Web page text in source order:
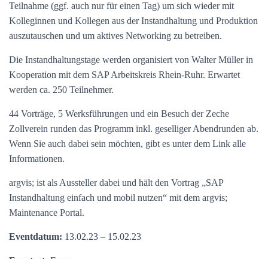
Teilnahme (ggf. auch nur für einen Tag) um sich wieder mit
Kolleginnen und Kollegen aus der Instandhaltung und Produktion
auszutauschen und um aktives Networking zu betreiben.
Die Instandhaltungstage werden organisiert von Walter Müller in
Kooperation mit dem SAP Arbeitskreis Rhein-Ruhr. Erwartet
werden ca. 250 Teilnehmer.
44 Vorträge, 5 Werksführungen und ein Besuch der Zeche
Zollverein runden das Programm inkl. geselliger Abendrunden ab.
Wenn Sie auch dabei sein möchten, gibt es unter dem Link alle
Informationen.
argvis; ist als Aussteller dabei und hält den Vortrag „SAP
Instandhaltung einfach und mobil nutzen“ mit dem argvis;
Maintenance Portal.
Eventdatum: 13.02.23 – 15.02.23